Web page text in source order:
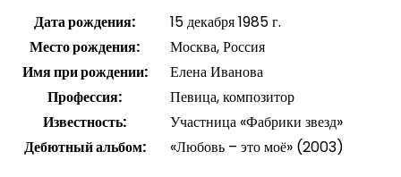
Дата рождения:
15 декабря 1985 г.
Место рождения:
Москва, Россия
Имя при рождении:
Елена Иванова
Профессия:
Певица, композитор
Известность:
Участница «Фабрики звезд»
Дебютный альбом:
«Любовь – это моё» (2003)